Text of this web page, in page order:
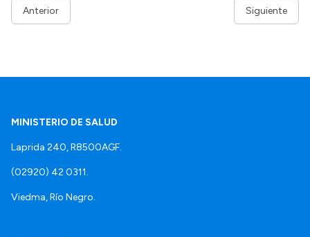
Anterior Siguiente
MINISTERIO DE SALUD
Laprida 240, R8500AGF.
(02920) 42 0311.
Viedma, Río Negro.